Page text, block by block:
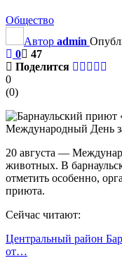
Общество
Автор admin
0
47
Поделится
0
(0)
20 августа —
животных. В
отметить особенно,
приюта.
Сейчас читают:
Центральный район
от…